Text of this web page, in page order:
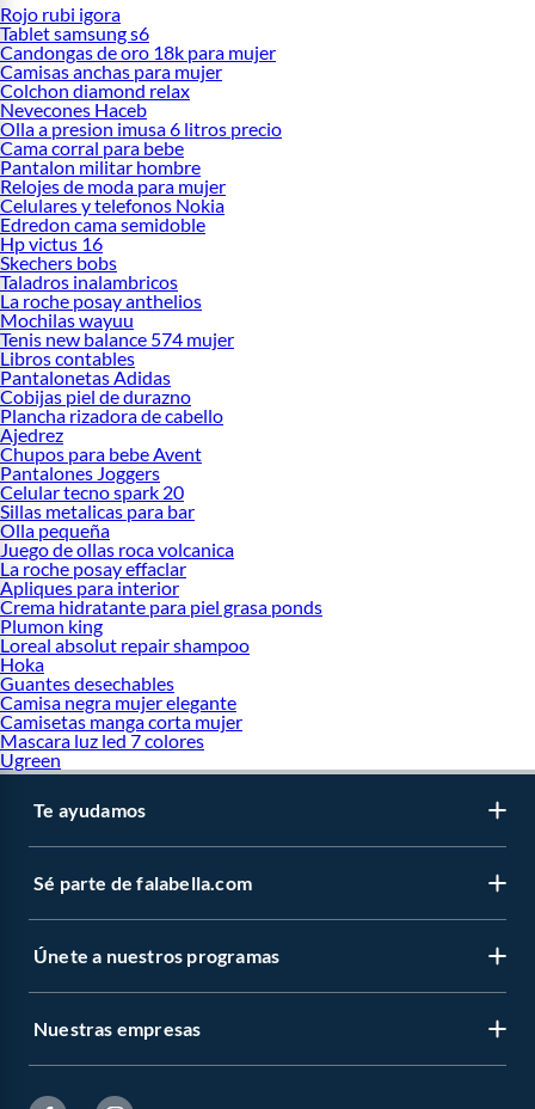
Rojo rubi igora
Tablet samsung s6
Candongas de oro 18k para mujer
Camisas anchas para mujer
Colchon diamond relax
Nevecones Haceb
Olla a presion imusa 6 litros precio
Cama corral para bebe
Pantalon militar hombre
Relojes de moda para mujer
Celulares y telefonos Nokia
Edredon cama semidoble
Hp victus 16
Skechers bobs
Taladros inalambricos
La roche posay anthelios
Mochilas wayuu
Tenis new balance 574 mujer
Libros contables
Pantalonetas Adidas
Cobijas piel de durazno
Plancha rizadora de cabello
Ajedrez
Chupos para bebe Avent
Pantalones Joggers
Celular tecno spark 20
Sillas metalicas para bar
Olla pequeña
Juego de ollas roca volcanica
La roche posay effaclar
Apliques para interior
Crema hidratante para piel grasa ponds
Plumon king
Loreal absolut repair shampoo
Hoka
Guantes desechables
Camisa negra mujer elegante
Camisetas manga corta mujer
Mascara luz led 7 colores
Ugreen
Te ayudamos
Sé parte de falabella.com
Únete a nuestros programas
Nuestras empresas